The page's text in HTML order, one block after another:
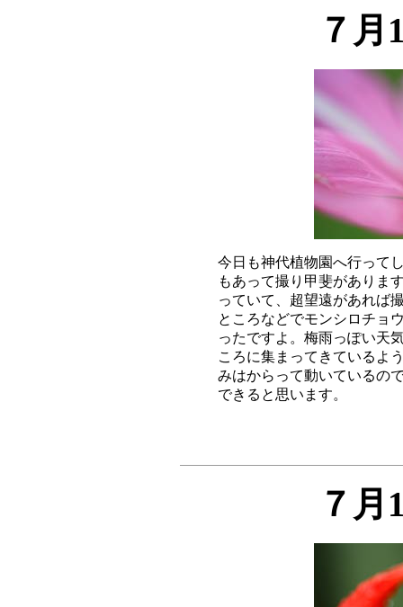
７月
今日も神代植物園へ行って
もあって撮り甲斐がありま
っていて、超望遠があれば
ところなどでモンシロチョ
ったですよ。梅雨っぽい天
ころに集まってきているよ
みはからって動いているの
７月